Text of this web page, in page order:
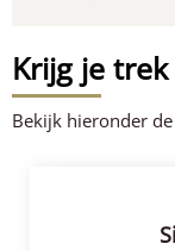
Krijg je
Bekijk hieronder